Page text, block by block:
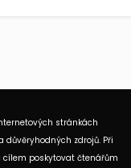
stránkách
důvěryhodných zdrojů. Při
poskytovat čtenářům